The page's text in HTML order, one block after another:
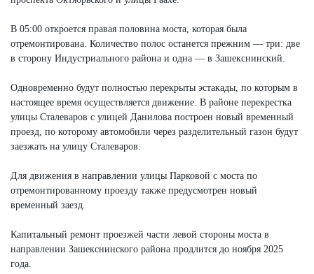
В 05:00 откроется правая половина моста, которая была
отремонтирована. Количество полос останется прежним — три: две
в сторону Индустриального района и одна — в Зашекснинский.
Одновременно будут полностью перекрыты эстакады, по которым в
настоящее время осуществляется движение. В районе перекрестка
улицы Сталеваров с улицей Данилова построен новый временный
проезд, по которому автомобили через разделительный газон будут
заезжать на улицу Сталеваров.
Для движения в направлении улицы Парковой с моста по
отремонтированному проезду также предусмотрен новый
временный заезд.
Капитальный ремонт проезжей части левой стороны моста в
направлении Зашекснинского района продлится до ноября 2025
года.